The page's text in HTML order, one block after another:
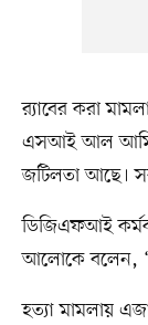
র‍্যাবের করা
এসআই আল আমিন
জটিলতা আছে।
ডিজিএফআই
আলোকে বলেন,
হত্যা মামলায়